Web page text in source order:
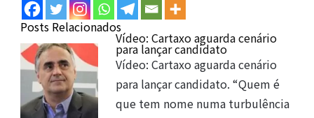
Posts Relacionados
Vídeo: Cartaxo aguarda cenário
para lançar candidato
Vídeo: Cartaxo aguarda cenário
para lançar candidato. “Quem é
que tem nome numa turbulência